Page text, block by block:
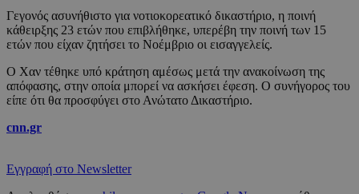
Γεγονός ασυνήθιστο για νοτιοκορεατικό δικαστήριο, η ποινή
κάθειρξης 23 ετών που επιβλήθηκε, υπερέβη την ποινή των 15
ετών που είχαν ζητήσει το Νοέμβριο οι εισαγγελείς.
Ο Χαν τέθηκε υπό κράτηση αμέσως μετά την ανακοίνωση της
απόφασης, στην οποία μπορεί να ασκήσει έφεση. Ο συνήγορος του
είπε ότι θα προσφύγει στο Ανώτατο Δικαστήριο.
cnn.gr
Εγγραφή στο Newsletter